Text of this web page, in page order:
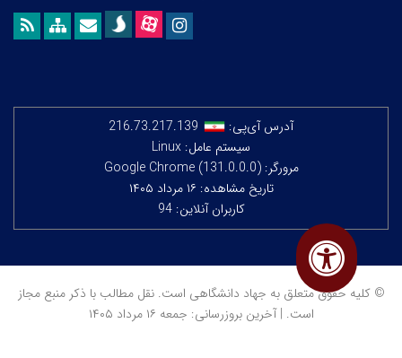
آدرس آی‌پی:
216.73.217.139
سیستم عامل: Linux
مرورگر: Google Chrome (131.0.0.0)
تاریخ مشاهده: ۱۶ مرداد ۱۴۰۵
کاربران آنلاین: 94
© کلیه حقوق متعلق به جهاد دانشگاهی است. نقل مطالب با ذکر منبع مجاز
است. | آخرین بروزرسانی: جمعه ۱۶ مرداد ۱۴۰۵